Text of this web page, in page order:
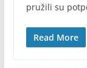
pružili su
Read More